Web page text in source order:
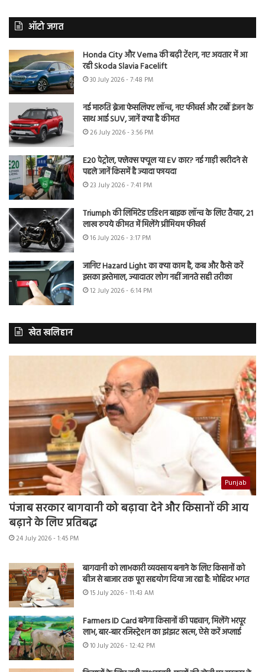
ऑटो जगत
Honda City और Verna की बढ़ी टेंशन, नए अवतार में आ
रही Skoda Slavia Facelift
30 July 2026 - 7:48 PM
नई मारुति ब्रेजा फेसलिफ्ट लॉन्च, नए फीचर्स और टर्बो इंजन के
साथ आई SUV, जानें क्या है कीमत
26 July 2026 - 3:56 PM
E20 पेट्रोल, फ्लेक्स फ्यूल या EV कार? नई गाड़ी खरीदने से
पहले जानें किसमें है ज्यादा फायदा
23 July 2026 - 7:41 PM
Triumph की लिमिटेड एडिशन बाइक लॉन्च के लिए तैयार, 21
लाख रुपये कीमत में मिलेंगे प्रीमियम फीचर्स
16 July 2026 - 3:17 PM
जानिए Hazard Light का क्या काम है, कब और कैसे करें
इसका इस्तेमाल, ज्यादातर लोग नहीं जानते सही तरीका
12 July 2026 - 6:14 PM
खेत खलिहान
Punjab
पंजाब सरकार बागवानी को बढ़ावा देने और किसानों की आय
बढ़ाने के लिए प्रतिबद्ध
24 July 2026 - 1:45 PM
बागवानी को लाभकारी व्यवसाय बनाने के लिए किसानों को
बीज से बाजार तक पूरा सहयोग दिया जा रहा है: मोहिंदर भगत
15 July 2026 - 11:43 AM
Farmers ID Card बनेगा किसानों की पहचान, मिलेंगे भरपूर
लाभ, बार-बार रजिस्ट्रेशन का झंझट खत्म, ऐसे करें अप्लाई
10 July 2026 - 12:42 PM